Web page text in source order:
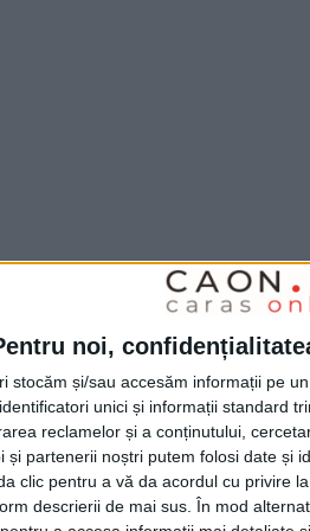
noi,
stocăm și/sau accesăm informații pe
unici și informații standard
reclamelor și a conținutului,
și partenerii noștri putem folosi date și
clic pentru a vă da acordul cu privire
descrierii de mai sus. În mod
avut loc mai multe
rutiere, din cauza
Svinița, Cozla și Berzasca.
un sector din DN 57,
Svinița și Cozla, data de